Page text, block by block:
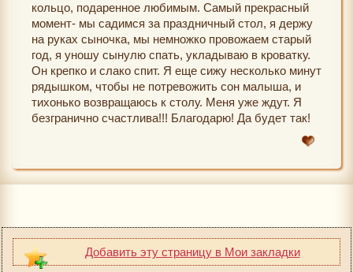
кольцо, подаренное любимым. Самый прекрасный
момент- мы садимся за праздничный стол, я держу
на руках сыночка, мы немножко провожаем старый
год, я уношу сынулю спать, укладываю в кроватку.
Он крепко и слако спит. Я еще сижу несколько минут
рядышком, чтобы не потревожить сон малыша, и
тихонько возвращаюсь к столу. Меня уже ждут. Я
безгранично счастлива!!! Благодарю! Да будет так!
Добавить эту страницу в Мои закладки